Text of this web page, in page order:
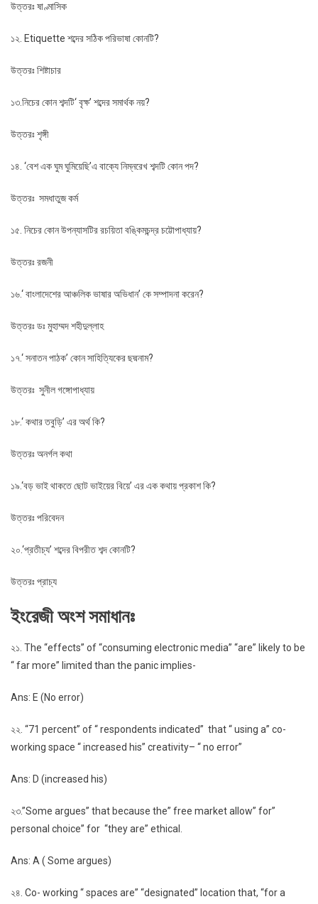
উত্তরঃ ষাণ্মাসিক
১২. Etiquette শব্দের সঠিক পরিভাষা কোনটি?
উত্তরঃ শিষ্টাচার
১৩.নিচের কোন শব্দটি‘ বৃক্ষ’ শব্দের সমার্থক নয়?
উত্তরঃ শৃঙ্গী
১৪. ‘বেশ এক ঘুম ঘুমিয়েছি’এ বাক্যে নিম্নরেখ শব্দটি কোন পদ?
উত্তরঃ সমধাতুজ কর্ম
১৫. নিচের কোন উপন্যাসটির রচয়িতা বঙ্কিমচন্দ্র চট্টোপাধ্যায়?
উত্তরঃ রজনী
১৬.‘ বাংলাদেশের আঞ্চলিক ভাষার অভিধান’ কে সম্পাদনা করেন?
উত্তরঃ ডঃ মুহাম্মদ শহীদুল্লাহ
১৭.‘ সনাতন পাঠক’ কোন সাহিত্যিকের ছদ্মনাম?
উত্তরঃ সুনীল গঙ্গোপাধ্যায়
১৮.‘ কথার তবুড়ি’ এর অর্থ কি?
উত্তরঃ অনর্গল কথা
১৯.‘বড় ভাই থাকতে ছোট ভাইয়ের বিয়ে’ এর এক কথায় প্রকাশ কি?
উত্তরঃ পরিবেদন
২০.‘প্রতীচ্য’ শব্দের বিপরীত শব্দ কোনটি?
উত্তরঃ প্রাচ্য
ইংরেজী অংশ সমাধানঃ
২১. The “effects” of “consuming electronic media” “are” likely to be
“ far more” limited than the panic implies-
Ans: E (No error)
২২. “71 percent” of “ respondents indicated” that “ using a” co-
working space “ increased his” creativity– “ no error”
Ans: D (increased his)
২৩.”Some argues” that because the” free market allow” for”
personal choice” for “they are” ethical.
Ans: A ( Some argues)
২৪. Co- working “ spaces are” “designated” location that, “for a